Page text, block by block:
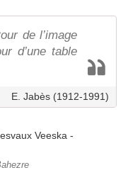
de l’image
d’une table
E. Jabès (1912-1991)